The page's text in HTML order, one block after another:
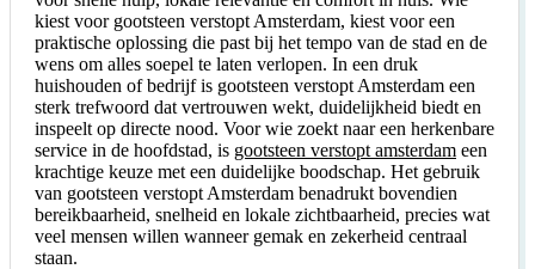
kiest voor gootsteen verstopt Amsterdam, kiest voor een
praktische oplossing die past bij het tempo van de stad en de
wens om alles soepel te laten verlopen. In een druk
huishouden of bedrijf is gootsteen verstopt Amsterdam een
sterk trefwoord dat vertrouwen wekt, duidelijkheid biedt en
inspeelt op directe nood. Voor wie zoekt naar een herkenbare
service in de hoofdstad, is gootsteen verstopt amsterdam een
krachtige keuze met een duidelijke boodschap. Het gebruik
van gootsteen verstopt Amsterdam benadrukt bovendien
bereikbaarheid, snelheid en lokale zichtbaarheid, precies wat
veel mensen willen wanneer gemak en zekerheid centraal
staan.